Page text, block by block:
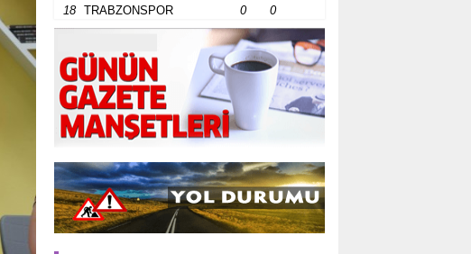
18
TRABZONSPOR 0 0